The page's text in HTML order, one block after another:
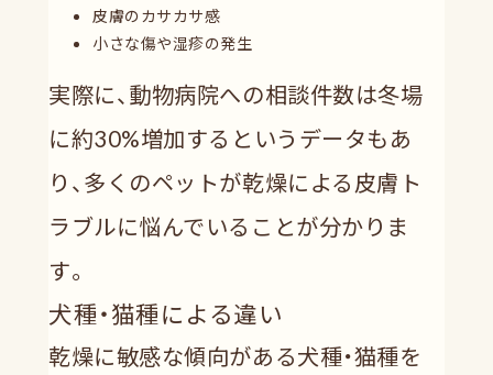
皮膚のカサカサ感
小さな傷や湿疹の発生
実際に、動物病院への相談件数は冬場
に約30%増加するというデータもあ
り、多くのペットが乾燥による皮膚ト
ラブルに悩んでいることが分かりま
す。
犬種・猫種による違い
乾燥に敏感な傾向がある犬種・猫種を